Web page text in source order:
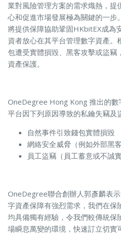
龜鳥保險
業對風險管理方案的需求熾熱，提
心和促進市場發展極為關鍵的一
將提供保障協助鞏固HKbitEX成為
資者放心在其平台管理數字資產。
包遭受實體損毀、黑客攻擊或盜竊
資產保護。
OneDegree Hong Kong 推出的數
平台因下列原因導致的私鑰失竊及
自然事件引致錢包實體損毀
網絡安全威脅（例如外部黑
員工盜竊（員工蓄意或不誠實
OneDegree聯合創辦人郭彥麟表
字資產保障有強烈需求，我們在保
均具備獨有經驗，令我們較傳統保
場瞬息萬變的環境，快速訂立切實